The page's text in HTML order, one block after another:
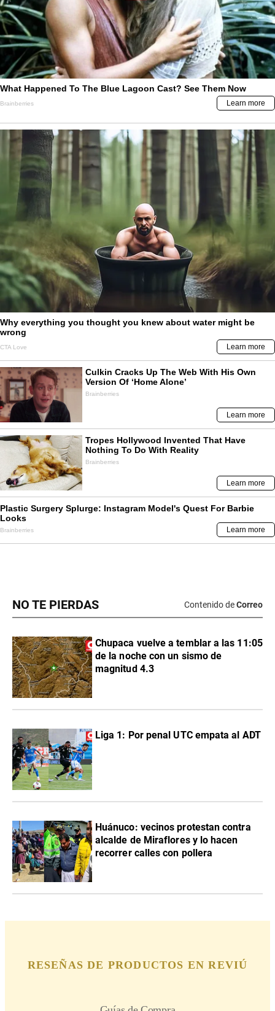
NO TE PIERDAS Contenido deCorreo
Chupaca vuelve a temblar a las 11:05
de la noche con un sismo de
magnitud 4.3
Liga 1: Por penal UTC empata al ADT
Huánuco: vecinos protestan contra
alcalde de Miraflores y lo hacen
recorrer calles con pollera